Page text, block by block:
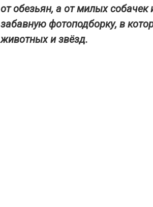
от обезьян, а от милых
забавную фотоподборку, в
животных и звёзд.